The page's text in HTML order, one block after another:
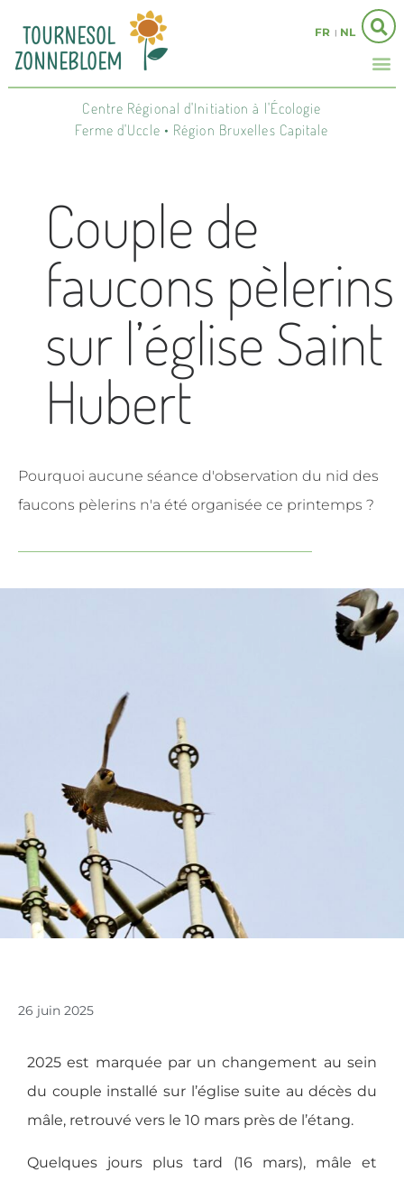
FR NL
Centre Régional d'Initiation à l'Écologie
Ferme d'Uccle • Région Bruxelles Capitale
Couple de
faucons pèlerins
sur l’église Saint
Hubert
Pourquoi aucune séance d'observation du nid des
faucons pèlerins n'a été organisée ce printemps ?
26 juin 2025
2025 est marquée par un changement au sein
du couple installé sur l’église suite au décès du
mâle, retrouvé vers le 10 mars près de l’étang.
Quelques jours plus tard (16 mars), mâle et